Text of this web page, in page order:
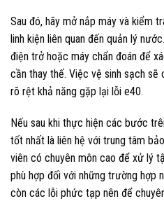
Sau đó, hãy mở nắp máy và kiểm
linh kiện liên quan đến quản lý
điện trở hoặc máy chẩn đoán để
cần thay thế. Việc vệ sinh sạch
rõ rệt khả năng gặp lại lỗi e40.
Nếu sau khi thực hiện các bước
tốt nhất là liên hệ với trung tâm
viên có chuyên môn cao để xử lý
phù hợp đối với những trường hợp
còn các lỗi phức tạp nên để